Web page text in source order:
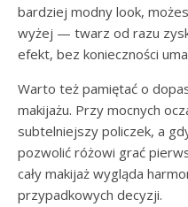
bardziej modny look,
wyżej — twarz od razu
efekt, bez konieczności
Warto też pamiętać o
makijażu. Przy mocnych
subtelniejszy policzek, a
pozwolić różowi grać
cały makijaż wygląda
przypadkowych decyzji.